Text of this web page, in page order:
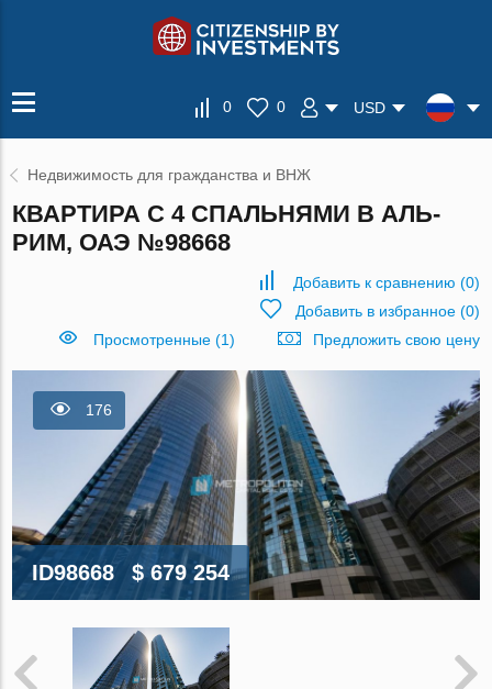
0 0 USD
Недвижимость для гражданства и ВНЖ
КВАРТИРА С 4 СПАЛЬНЯМИ В АЛЬ-
РИМ, ОАЭ №98668
Добавить к сравнению (0)
Добавить в избранное(0)
Просмотренные (1)
Предложить свою цену
176
ID98668 $ 679 254